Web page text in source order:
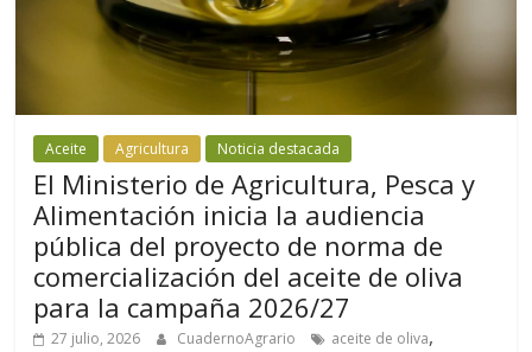
Aceite Agricultura Noticia destacada
El Ministerio de Agricultura, Pesca y
Alimentación inicia la audiencia
pública del proyecto de norma de
comercialización del aceite de oliva
para la campaña 2026/27
27 julio, 2026 CuadernoAgrario aceite de oliva,